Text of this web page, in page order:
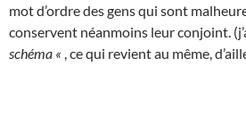
mot d’ordre des gens qui sont
conservent néanmoins leur conjoint.
schéma « , ce qui revient au même,